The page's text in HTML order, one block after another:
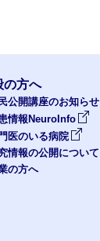
の方へ
公開講座のお知らせ
情報NeuroInfo
医のいる病院
情報の公開について
の方へ